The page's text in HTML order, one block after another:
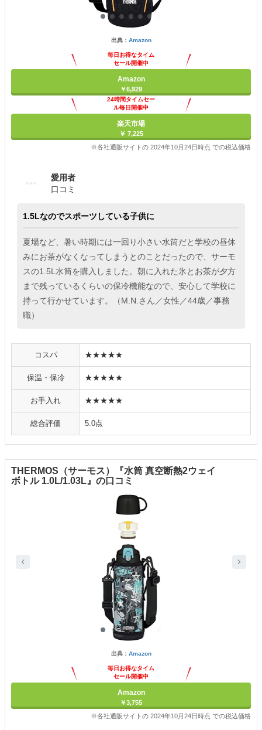
出典： Amazon
毎日お得なタイム
セール開催中
Amazon
￥6,929
24時間タイムセー
ル毎日開催中
楽天市場
￥ 7,225
※各社通販サイトの 2024年10月24日時点 での税込価格
愛用者
口コミ
1.5Lなのでスポーツしている子供に
夏場など、暑い時期には一回り小さい水筒だと学校の昼休
みにお茶がなくなってしまうとのことだったので、サーモ
スの1.5L水筒を購入しました。朝に入れた氷とお茶が夕方
まで残っているくらいの保冷機能なので、安心して学校に
持って行かせています。（M.N.さん／女性／44歳／事務
職）
コスパ ★★★★★
保温・保冷 ★★★★★
お手入れ ★★★★★
総合評価 5.0点
THERMOS（サーモス）『水筒 真空断熱2ウェイ
ボトル 1.0L/1.03L』の口コミ
出典： Amazon
毎日お得なタイム
セール開催中
Amazon
￥3,755
※各社通販サイトの 2024年10月24日時点 での税込価格